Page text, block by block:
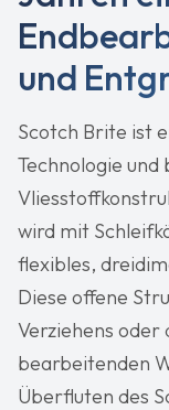
und
Scotch Brite ist
Technologie
wird mit
flexibles,
Diese offene
Verziehens oder
bearbeitenden
Überfluten des